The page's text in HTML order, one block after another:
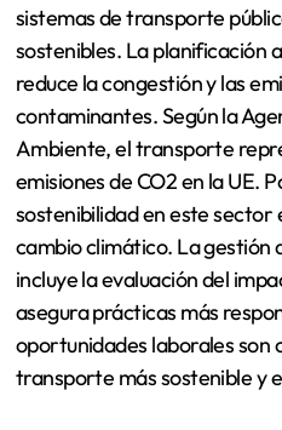
sistemas de transporte
sostenibles. La planificación
reduce la congestión y las
contaminantes. Según la
Ambiente, el transporte
emisiones de CO2 en la UE.
sostenibilidad en este sector
cambio climático. La gestión
incluye la evaluación del
asegura prácticas más
oportunidades laborales son
transporte más sostenible y